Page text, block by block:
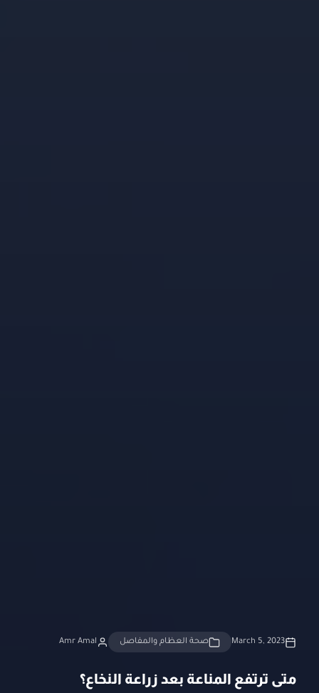
March 5, 2023 صحة العظام والمفاصل Amr Amal
متى ترتفع المناعة بعد زراعة النخاع؟